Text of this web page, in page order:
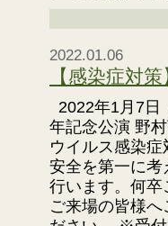
2022.01.06
【感染症対
2022年1月7日
年記念公演 野
ウイルス感染
安全を第一に
行います。何
ご来場の皆様